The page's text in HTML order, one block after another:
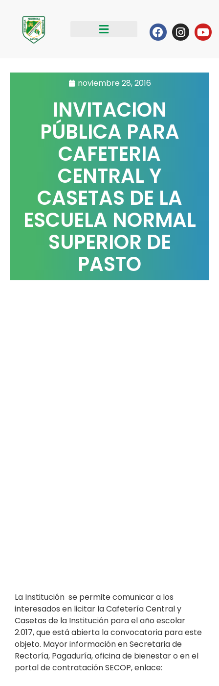
contenido
Facebook
noviembre 28, 2016
INVITACION
PÚBLICA PARA
CAFETERIA
CENTRAL Y
CASETAS DE LA
ESCUELA NORMAL
SUPERIOR DE
PASTO
La Institución se permite comunicar a los
interesados en licitar la Cafetería Central y
Casetas de la Institución para el año escolar
2.017, que está abierta la convocatoria para este
objeto. Mayor información en Secretaria de
Rectoría, Pagaduría, oficina de bienestar o en el
portal de contratación SECOP, enlace: